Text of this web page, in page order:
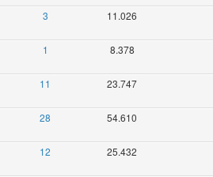
3 11.026
1 8.378
11 23.747
28 54.610
12 25.432